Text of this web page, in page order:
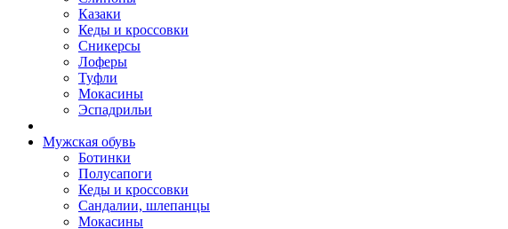
Казаки
Кеды и кроссовки
Сникерсы
Лоферы
Туфли
Мокасины
Эспадрильи
Мужская обувь
Ботинки
Полусапоги
Кеды и кроссовки
Сандалии, шлепанцы
Мокасины